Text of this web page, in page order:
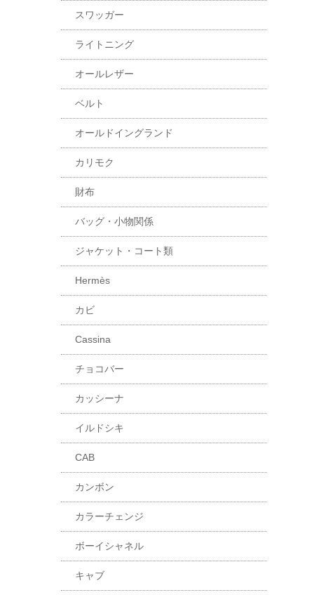
スワッガー
ライトニング
オールレザー
ベルト
オールドイングランド
カリモク
財布
バッグ・小物関係
ジャケット・コート類
Hermès
カビ
Cassina
チョコバー
カッシーナ
イルドシキ
CAB
カンボン
カラーチェンジ
ボーイシャネル
キャブ